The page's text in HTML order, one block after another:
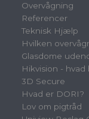
Overvågning
Referencer
Teknisk Hjælp
Hvilken
Glasdome
Hikvision -
3D Secure
Hvad er DORI?
Lov om pigtråd